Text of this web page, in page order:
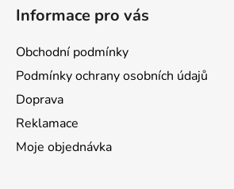
Informace pro vás
Obchodní podmínky
Podmínky ochrany osobních údajů
Doprava
Reklamace
Moje objednávka